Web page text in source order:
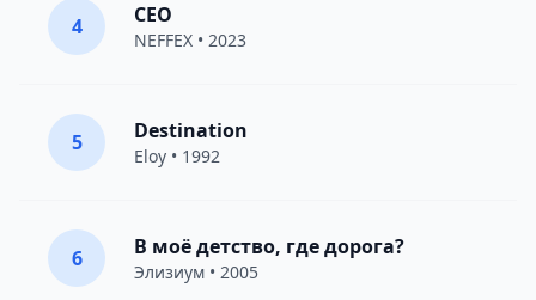
4 CEO
NEFFEX • 2023
5 Destination
Eloy • 1992
6 В моё детство, где дорога?
Элизиум • 2005